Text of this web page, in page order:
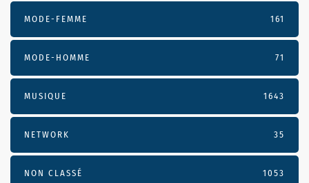
MODE-FEMME 161
MODE-HOMME 71
MUSIQUE 1643
NETWORK 35
NON CLASSÉ 1053